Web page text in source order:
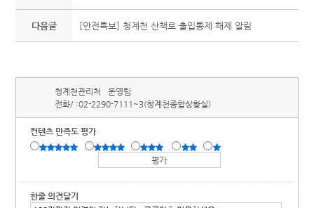
다음글 [안전특보] 청계천 산책로 출입통제 해제 알림
청계천관리처
운영팀
전화/ :02-2290-7111~3(청계천종합상황실)
컨텐츠 만족도 평가
한줄 의견달기